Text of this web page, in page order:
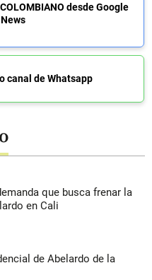
desde Google
News
canal de Whatsapp
que busca frenar la
en Cali
de Abelardo de la